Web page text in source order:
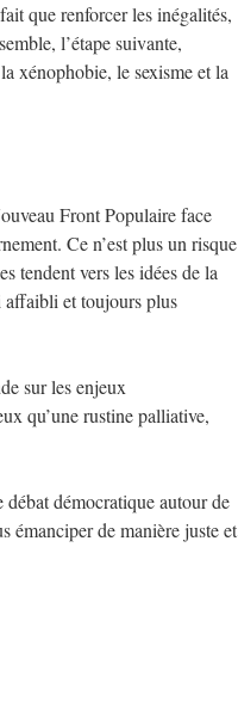
que renforcer les inégalités,
l’étape suivante,
xénophobie, le sexisme et la
Front Populaire face
Ce n’est plus un risque
tendent vers les idées de la
affaibli et toujours plus
sur les enjeux
qu’une rustine palliative,
démocratique autour de
émanciper de manière juste et